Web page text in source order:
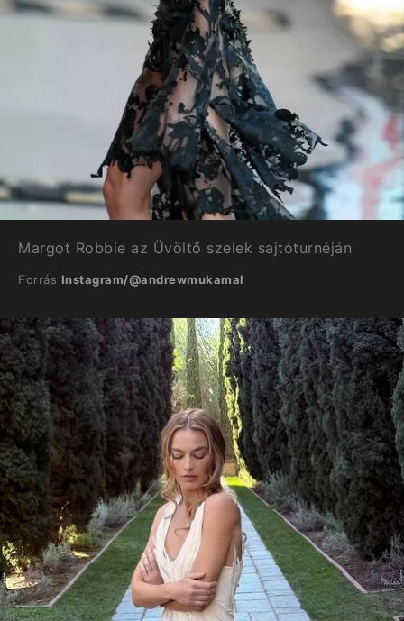
Margot Robbie az Üvöltő szelek sajtóturnéján
Forrás Instagram/@andrewmukamal